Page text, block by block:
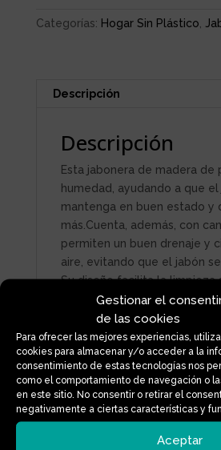
Gestionar el
de las cookies
Para ofrecer las mejores experiencias,
cookies para almacenar y/o acceder a la
consentimiento de estas tecnologías nos
como el comportamiento de navegación o
en este sitio. No consentir o retirar el
negativamente a ciertas características y
Aceptar
Categorías: Hogar Sin Plástico
Descripción
Descripción
Esta jabonera de madera de
humedad, ayudando a que el
mantenga en buen estado y
más.Cuenta, además, con
permiten un buen drenaje y
aire, evitando que el jabón
Su diseño facilita la limpieza
difíciles y las aristas suaves
jabón se marque. Además,
patas en la base para un
Productos